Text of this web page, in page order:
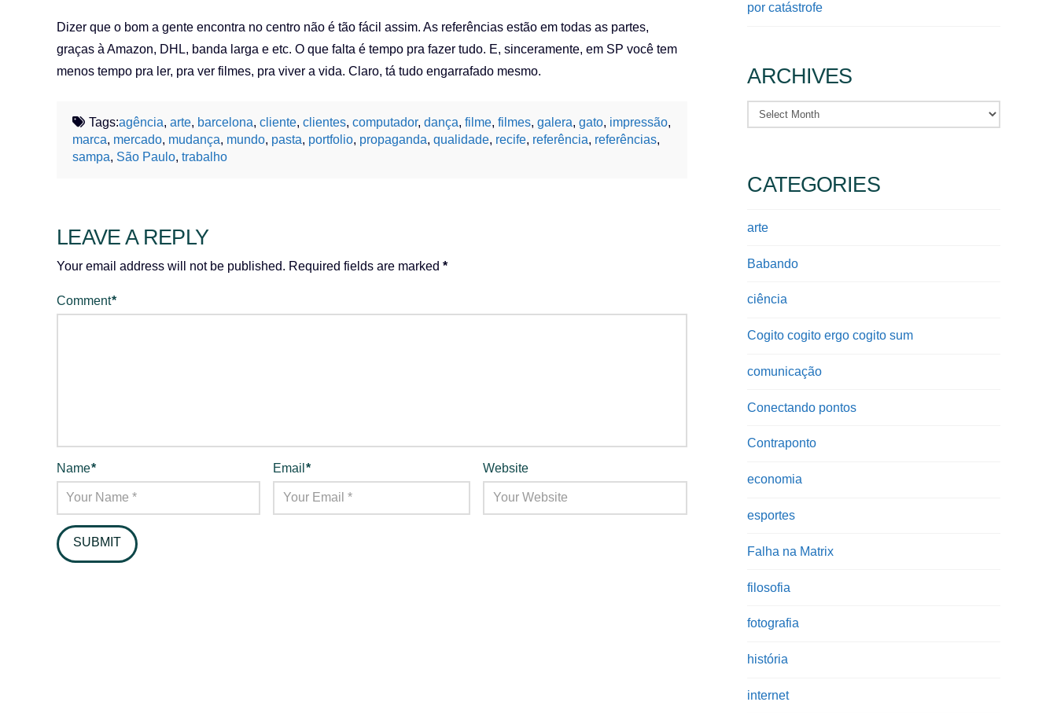
Dizer que o bom a gente encontra no centro não é tão fácil assim. As referências estão em todas as partes,
graças à Amazon, DHL, banda larga e etc. O que falta é tempo pra fazer tudo. E, sinceramente, em SP você tem
menos tempo pra ler, pra ver filmes, pra viver a vida. Claro, tá tudo engarrafado mesmo.
Tags:agência, arte, barcelona, cliente, clientes, computador, dança, filme, filmes, galera, gato, impressão,
marca, mercado, mudança, mundo, pasta, portfolio, propaganda, qualidade, recife, referência, referências,
sampa, São Paulo, trabalho
LEAVE A REPLY
Your email address will not be published. Required fields are marked *
Comment*
Name* Email* Website
por catástrofe
ARCHIVES
Archives
CATEGORIES
arte
Babando
ciência
Cogito cogito ergo cogito sum
comunicação
Conectando pontos
Contraponto
economia
esportes
Falha na Matrix
filosofia
fotografia
história
internet